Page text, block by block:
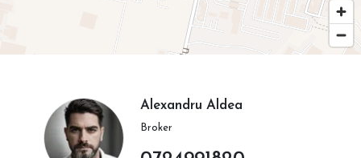
Alexandru Aldea
Broker